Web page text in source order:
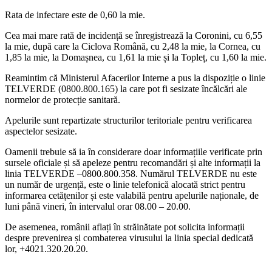
Rata de infectare este de 0,60 la mie.
Cea mai mare rată de incidență se înregistrează la Coronini, cu 6,55
la mie, după care la Ciclova Română, cu 2,48 la mie, la Cornea, cu
1,85 la mie, la Domașnea, cu 1,61 la mie și la Topleț, cu 1,60 la mie.
Reamintim că Ministerul Afacerilor Interne a pus la dispoziție o linie
TELVERDE (0800.800.165) la care pot fi sesizate încălcări ale
normelor de protecție sanitară.
Apelurile sunt repartizate structurilor teritoriale pentru verificarea
aspectelor sesizate.
Oamenii trebuie să ia în considerare doar informațiile verificate prin
sursele oficiale și să apeleze pentru recomandări și alte informații la
linia TELVERDE –0800.800.358. Numărul TELVERDE nu este
un număr de urgență, este o linie telefonică alocată strict pentru
informarea cetățenilor și este valabilă pentru apelurile naționale, de
luni până vineri, în intervalul orar 08.00 – 20.00.
De asemenea, românii aflați în străinătate pot solicita informații
despre prevenirea și combaterea virusului la linia special dedicată
lor, +4021.320.20.20.